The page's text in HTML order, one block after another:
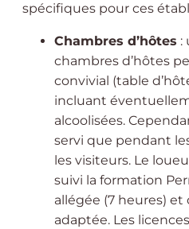
spécifiques pour ces
Chambres d’hôtes :
chambres d’hôtes
convivial (table
incluant
alcoolisées.
servi que pendant
les visiteurs. Le
suivi la formation
allégée (7 heures)
adaptée. Les